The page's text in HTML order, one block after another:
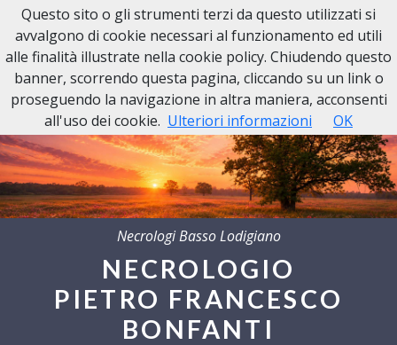
Necrologi Basso Lodigiano
NECROLOGIO
PIETRO FRANCESCO
BONFANTI
Questo sito o gli strumenti terzi da questo utilizzati si
avvalgono di cookie necessari al funzionamento ed utili
alle finalità illustrate nella cookie policy. Chiudendo questo
banner, scorrendo questa pagina, cliccando su un link o
proseguendo la navigazione in altra maniera, acconsenti
all'uso dei cookie. Ulteriori informazioni OK